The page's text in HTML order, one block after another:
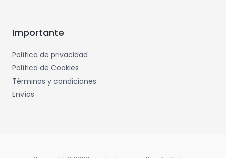
Importante
Política de privacidad
Política de Cookies
Términos y condiciones
Envíos